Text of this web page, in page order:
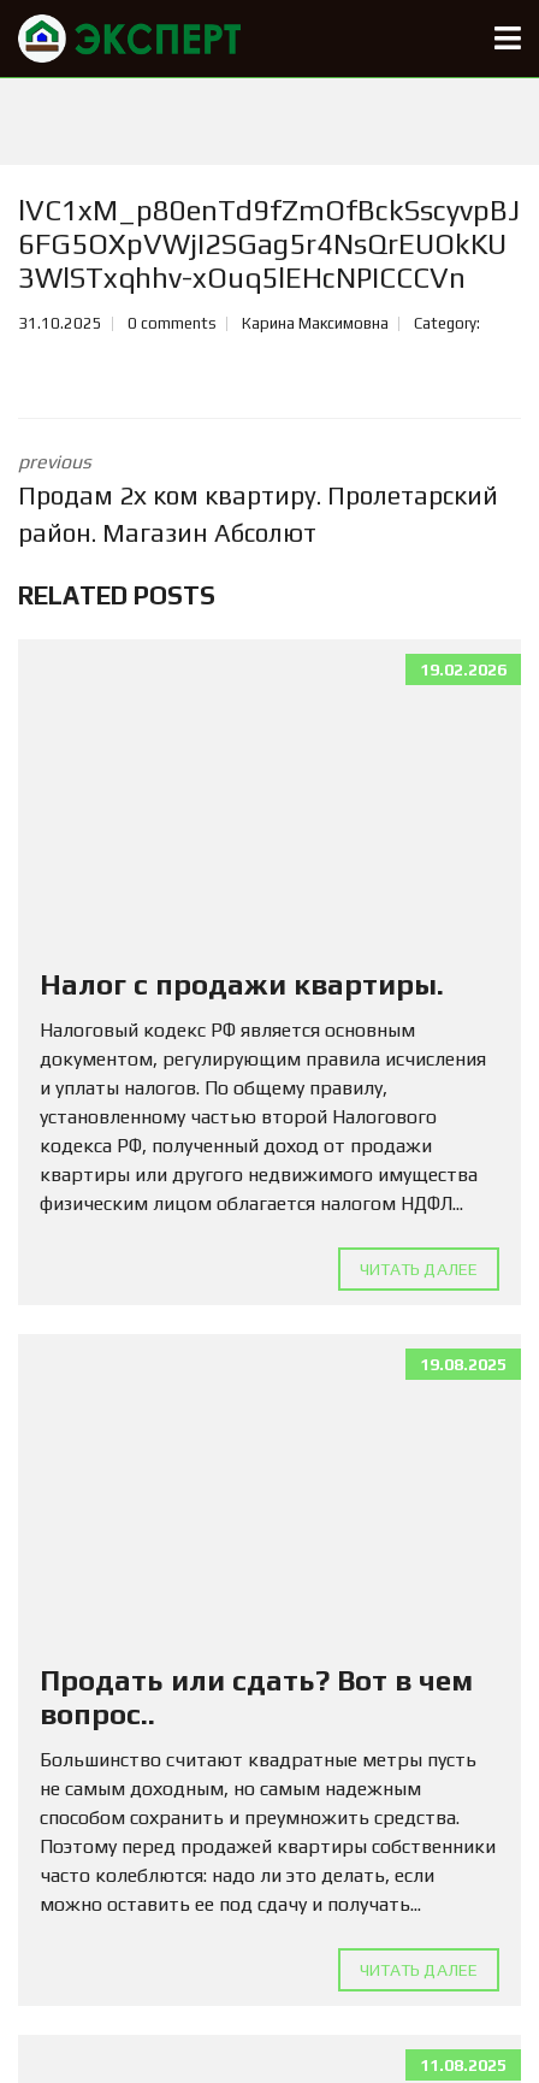
lVC1xM_p80enTd9fZmOfBckSscyvpBJ
6FG5OXpVWjI2SGag5r4NsQrEUOkKU
3WlSTxqhhv-xOuq5lEHcNPICCCVn
31.10.2025 0 comments Карина Максимовна Category:
previous
Продам 2х ком квартиру. Пролетарский
район. Магазин Абсолют
RELATED POSTS
19.02.2026
Налог с продажи квартиры.
Налоговый кодекс РФ является основным
документом, регулирующим правила исчисления
и уплаты налогов. По общему правилу,
установленному частью второй Налогового
кодекса РФ, полученный доход от продажи
квартиры или другого недвижимого имущества
физическим лицом облагается налогом НДФЛ...
ЧИТАТЬ ДАЛЕЕ
19.08.2025
Продать или сдать? Вот в чем
вопрос..
Большинство считают квадратные метры пусть
не самым доходным, но самым надежным
способом сохранить и преумножить средства.
Поэтому перед продажей квартиры собственники
часто колеблются: надо ли это делать, если
можно оставить ее под сдачу и получать...
ЧИТАТЬ ДАЛЕЕ
11.08.2025